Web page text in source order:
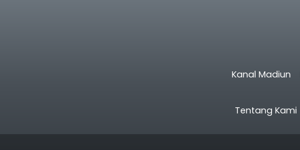
Kanal Madiun
Tentang Kami